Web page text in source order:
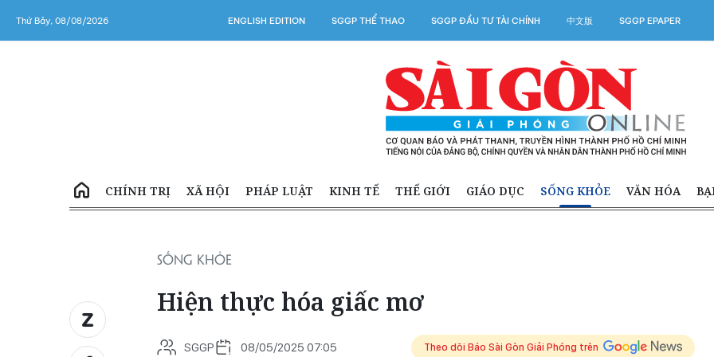
Thứ Bảy, 08/08/2026 ENGLISH EDITION SGGP THỂ THAO SGGP ĐẦU TƯ TÀI CHÍNH 中文版 SGGP EPAPER
CHÍNH TRỊ XÃ HỘI PHÁP LUẬT KINH TẾ THẾ GIỚI GIÁO DỤC SỐNG KHỎE VĂN HÓA
SỐNG KHỎE
Hiện thực hóa giấc mơ
SGGP 08/05/2025 07:05 Theo dõi Báo Sài Gòn Giải Phóng trên